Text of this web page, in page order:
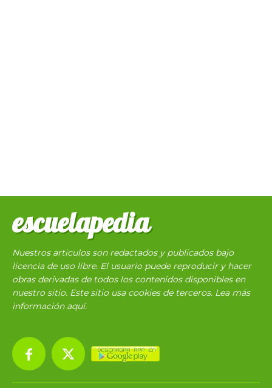
escuelapedia
Nuestros articulos son redactados y publicados bajo
licencia de uso libre. El usuario puede reproducir y hacer
obras derivadas de todos los contenidos disponibles en
nuestro sitio. Este sitio usa cookies de terceros. Lea más
información aquí.